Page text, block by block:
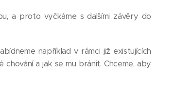
a proto vyčkáme s dalšími závěry do
například v rámci již existujících
a jak se mu bránit. Chceme, aby